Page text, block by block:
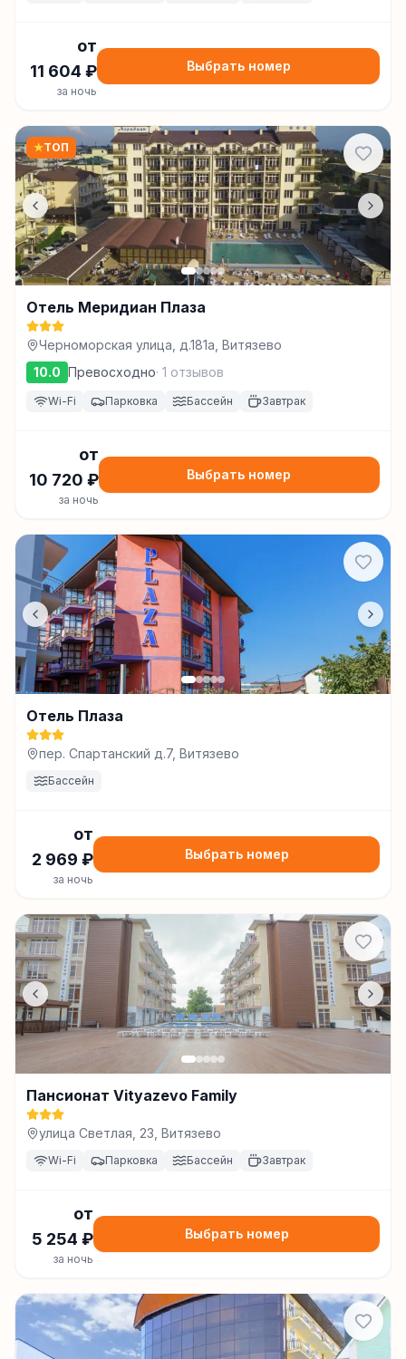
от
11 604 ₽
за ночь
Выбрать номер
★ТОП
Отель Меридиан Плаза
Черноморская улица, д.181а, Витязево
10.0 Превосходно· 1 отзывов
Wi-Fi Парковка Бассейн Завтрак
от
10 720 ₽
за ночь
Выбрать номер
Отель Плаза
пер. Спартанский д.7, Витязево
Бассейн
от
2 969 ₽
за ночь
Выбрать номер
Пансионат Vityazevo Family
улица Светлая, 23, Витязево
Wi-Fi Парковка Бассейн Завтрак
от
5 254 ₽
за ночь
Выбрать номер